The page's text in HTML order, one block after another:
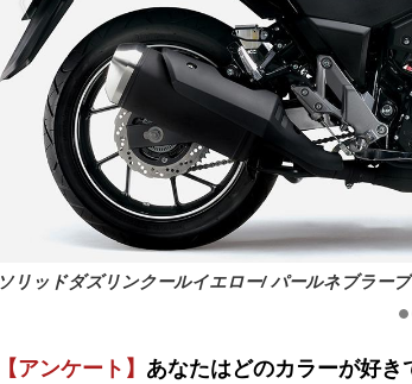
ソリッドダズリンクールイエロー/ パールネブラーブ
ダイヤモンドレッドメタリック/ パールネブラーブ
【アンケート】 あなたはどのカラーが好き